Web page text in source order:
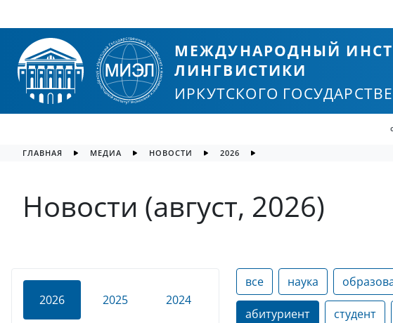
МЕЖДУНАРОДНЫЙ
ЛИНГВИСТИКИ
ИРКУТСКОГО
ГЛАВНАЯ МЕДИА НОВОСТИ 2026
Новости (август, 2026)
2026 2025 2024
все наука
абитуриент студент